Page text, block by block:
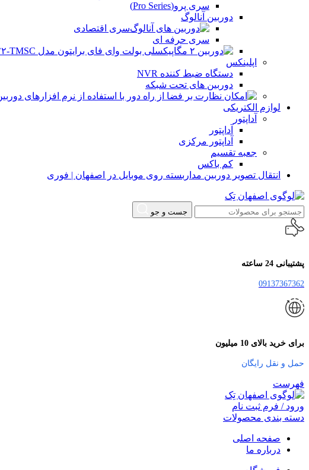
سری پرو(Pro Series)
دوربین آنالوگ
سری اقتصادی
سری حرفه ای
اپلینکس
دستگاه ضبط کننده NVR
دوربین های تحت شبکه
لوازم الکتریکی
آداپتور
آداپتور
آداپتور مرکزی
جعبه تقسیم
کم باکس
انتقال تصویر دوربین مداربسته روی موبایل در اصفهان | فوری
جست و جو
پشتیبانی 24 ساعته
09137367362
برای خرید بالای 10 میلیون
حمل و نقل رایگان
فهرست
ورود / فرم ثبت نام
دسته بندی محصولات
صفحه اصلی
درباره ما